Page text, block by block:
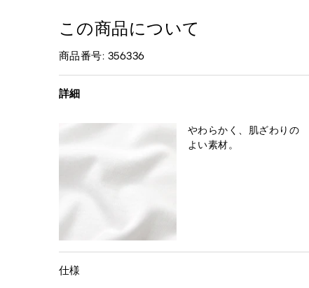
この商品について
商品番号: 356336
詳細
やわらかく、肌ざわりの
よい素材。
仕様